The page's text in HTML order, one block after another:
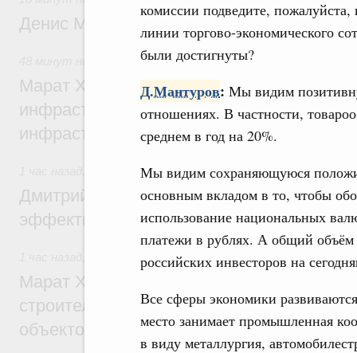
комиссии подведите,
линии торгово-экономического
были достигнуты?
Д.Мантуров: Мы видим
отношениях. В частности,
среднем в год на 20%.
Мы видим сохраняющуюся
основным вкладом в то, чтобы
использование национальных
платежи в рублях. А общий
российских инвесторов на
Все сферы экономики
место занимает промышленная
в виду металлургия,
Денис Мантуров посетил Ярославскую
Бюджеты субъектов Федерации.
Марат Хуснуллин: 15 объектов
инфраструктуры построили и обновили
инфраструктурным кредитам
Развитие сельских территорий
Дмитрий Патрушев: Синхронизация
эффективность поддержки сельских
Экономика городов. Городская среда
Марат Хуснуллин: «Единый заказчик»
строительство и реконструкцию более
объектов